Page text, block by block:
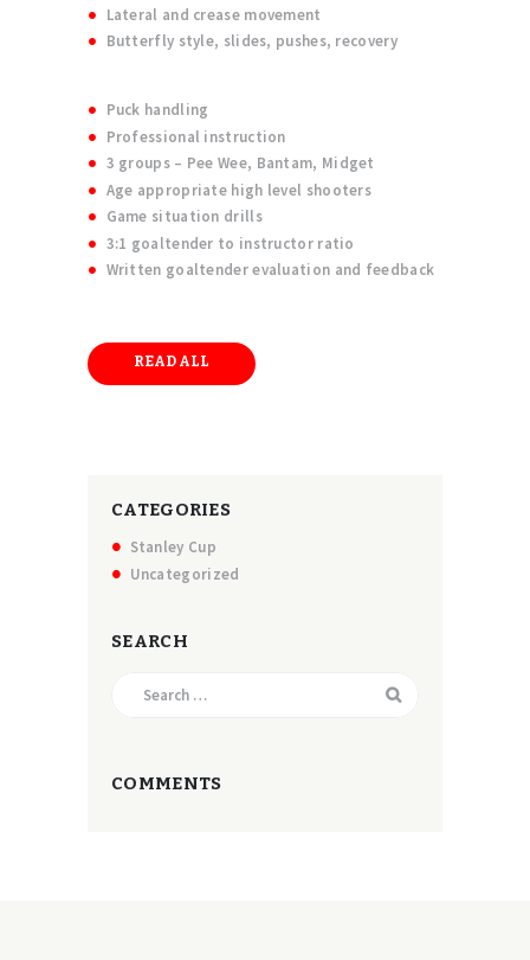
Lateral and crease movement
Butterfly style, slides, pushes, recovery
Puck handling
Professional instruction
3 groups – Pee Wee, Bantam, Midget
Age appropriate high level shooters
Game situation drills
3:1 goaltender to instructor ratio
Written goaltender evaluation and feedback
READ ALL
CATEGORIES
Stanley Cup
Uncategorized
SEARCH
COMMENTS